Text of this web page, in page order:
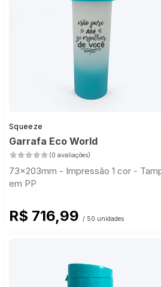
Squeeze
Garrafa Eco World
(0 avaliações)
73x203mm - Impressão 1 cor -
em PP
R$ 716,99 / 50 unidades